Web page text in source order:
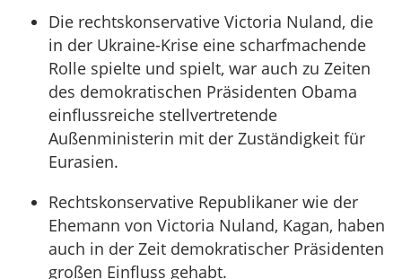
Die rechtskonservative Victoria Nuland, die
in der Ukraine-Krise eine scharfmachende
Rolle spielte und spielt, war auch zu Zeiten
des demokratischen Präsidenten Obama
einflussreiche stellvertretende
Außenministerin mit der Zuständigkeit für
Eurasien.
Rechtskonservative Republikaner wie der
Ehemann von Victoria Nuland, Kagan, haben
auch in der Zeit demokratischer Präsidenten
großen Einfluss gehabt.